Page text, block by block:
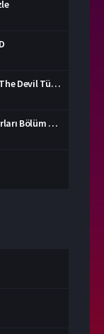
The Gangster, The Cop and The Devil Türkçe Dublaj İzle
Harry Potter 8 Ölüm Yadirgarları Bölüm 2 İzle